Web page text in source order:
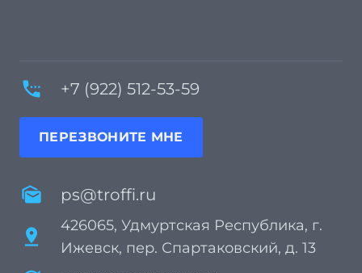
settings_phone +7 (922) 512-53-59
ПЕРЕЗВОНИТЕ МНЕ
mark_as_unread ps@troffi.ru
pin_drop
426065, Удмуртская Республика, г.
Ижевск, пер. Спартаковский, д. 13